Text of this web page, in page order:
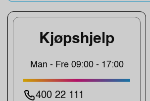
Kjøpshjelp
Man - Fre 09:00 - 17:00
400 22 111